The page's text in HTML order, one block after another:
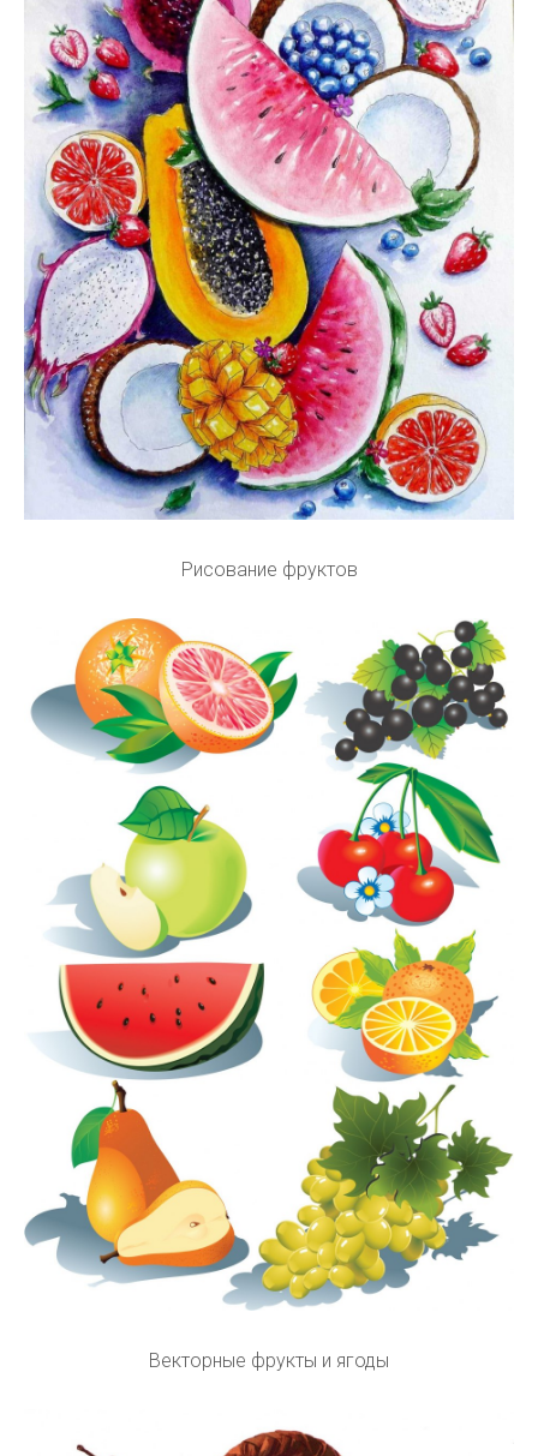
Рисование фруктов
Векторные фрукты и ягоды